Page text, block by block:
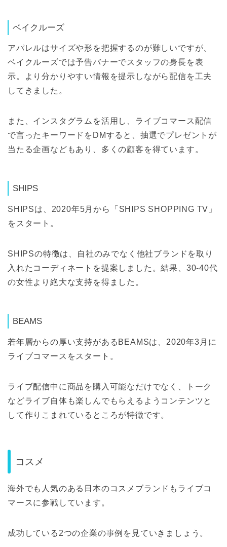
ベイクルーズ
アパレルはサイズや形を把握するのが難しいですが、
ベイクルーズでは予告バナーでスタッフの身長を表
示。より分かりやすい情報を提示しながら配信を工夫
してきました。
また、インスタグラムを活用し、ライブコマース配信
で言ったキーワードをDMすると、抽選でプレゼントが
当たる企画などもあり、多くの顧客を得ています。
SHIPS
SHIPSは、2020年5月から「SHIPS SHOPPING TV」
をスタート。
SHIPSの特徴は、自社のみでなく他社ブランドを取り
入れたコーディネートを提案しました。結果、30-40代
の女性より絶大な支持を得ました。
BEAMS
若年層からの厚い支持があるBEAMSは、2020年3月に
ライブコマースをスタート。
ライブ配信中に商品を購入可能なだけでなく、トーク
などライブ自体も楽しんでもらえるようコンテンツと
して作りこまれているところが特徴です。
コスメ
海外でも人気のある日本のコスメブランドもライブコ
マースに参戦しています。
成功している2つの企業の事例を見ていきましょう。